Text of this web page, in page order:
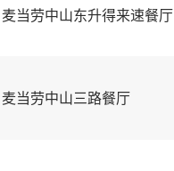
麦当劳中山东升得来速餐厅
麦当劳中山三路餐厅